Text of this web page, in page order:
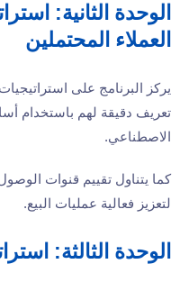
الوحدة الثانية:
العملاء المحتملين
يركز البرنامج على
تعريف دقيقة لهم باستخدام
الاصطناعي.
كما يتناول تقييم قنوات
لتعزيز فعالية عمليات البيع.
الوحدة الثالثة: